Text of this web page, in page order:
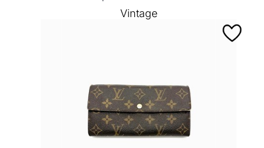
Vintage